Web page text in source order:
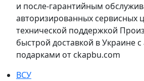
и после-гарантийным
авторизированных сервисных
технической поддержкой
быстрой доставкой в Украине
подарками от ckapbu.com
ВСУ